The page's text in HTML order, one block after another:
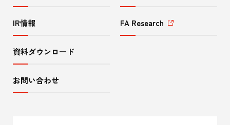
IR情報
資料ダウンロード
お問い合わせ
FA Research